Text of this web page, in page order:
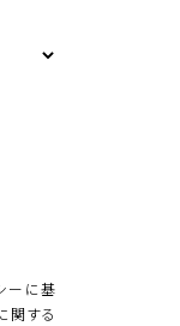
ーに基
関する